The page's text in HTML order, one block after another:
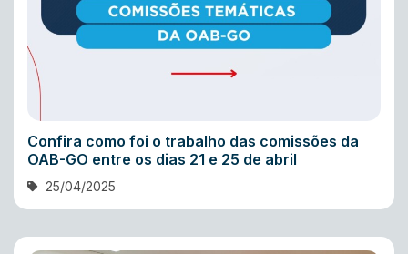
Confira como foi o trabalho das comissões da
OAB-GO entre os dias 21 e 25 de abril
25/04/2025